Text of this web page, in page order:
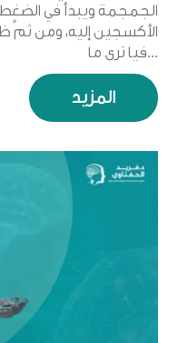
الجمجمة ويبدأ في
الأكسجين إليه، ومن ثمَّ
فيا ترى ما...
المزيد